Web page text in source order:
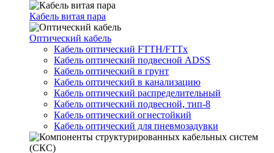
Кабель витая пара
Оптический кабель
Кабель оптический FTTH/FTTx
Кабель оптический подвесной ADSS
Кабель оптический в грунт
Кабель оптический в канализацию
Кабель оптический распределительный
Кабель оптический подвесной, тип-8
Кабель оптический огнестойкий
Кабель оптический для пневмозадувки